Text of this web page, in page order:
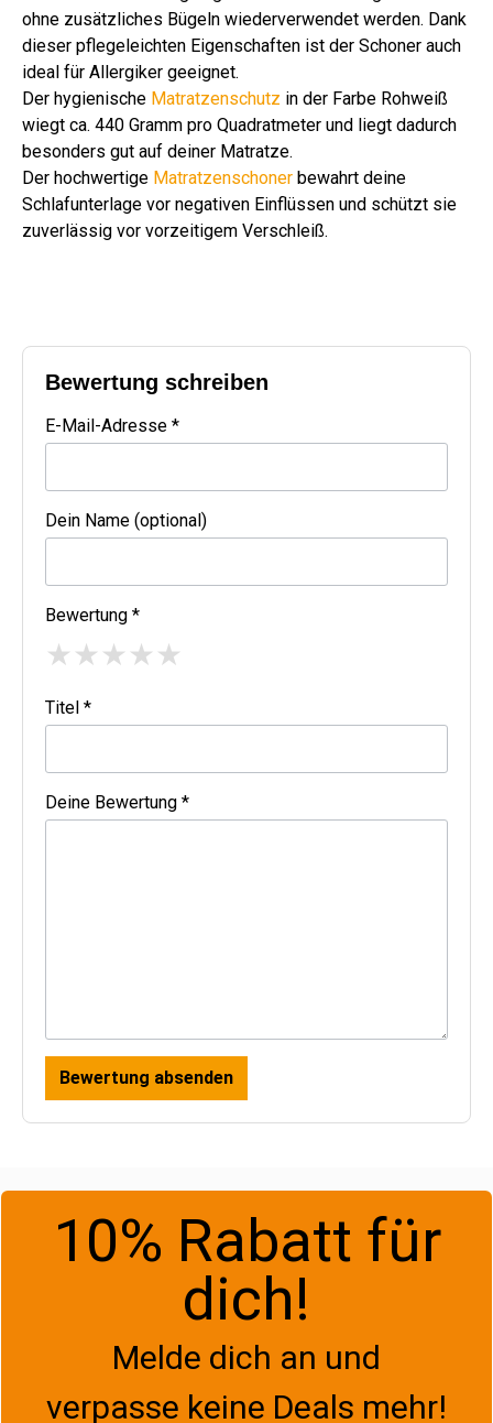
ohne zusätzliches Bügeln wiederverwendet werden. Dank
dieser pflegeleichten Eigenschaften ist der Schoner auch
ideal für Allergiker geeignet.
Der hygienische Matratzenschutz in der Farbe Rohweiß
wiegt ca. 440 Gramm pro Quadratmeter und liegt dadurch
besonders gut auf deiner Matratze.
Der hochwertige Matratzenschoner bewahrt deine
Schlafunterlage vor negativen Einflüssen und schützt sie
zuverlässig vor vorzeitigem Verschleiß.
Bewertung schreiben
E-Mail-Adresse *
Dein Name (optional)
Bewertung *
★★★★★
Titel *
Deine Bewertung *
Bewertung absenden
10% Rabatt für
dich!
Melde dich an und
verpasse keine Deals mehr!